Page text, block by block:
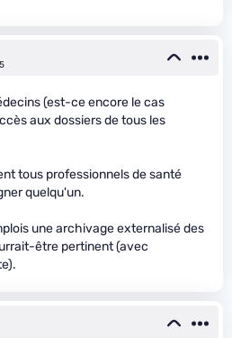
(est-ce encore le cas
aux dossiers de tous les
tous professionnels de santé
quelqu'un.
une archivage externalisé des
être pertinent (avec